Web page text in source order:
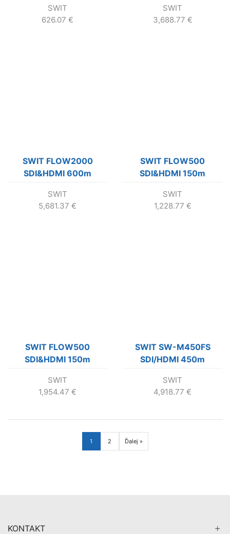
RX
SWIT
626.07 €
SWIT
3,688.77 €
SWIT FLOW2000
SDI&HDMI 600m
receiver KIT
SWIT
5,681.37 €
SWIT FLOW500
SDI&HDMI 150m
SWIT
1,228.77 €
SWIT FLOW500
SDI&HDMI 150m
receiver KIT
SWIT
1,954.47 €
SWIT SW-M450FS
SDI/HDMI 450m
SWIT
4,918.77 €
1 2 Ďalej »
KONTAKT